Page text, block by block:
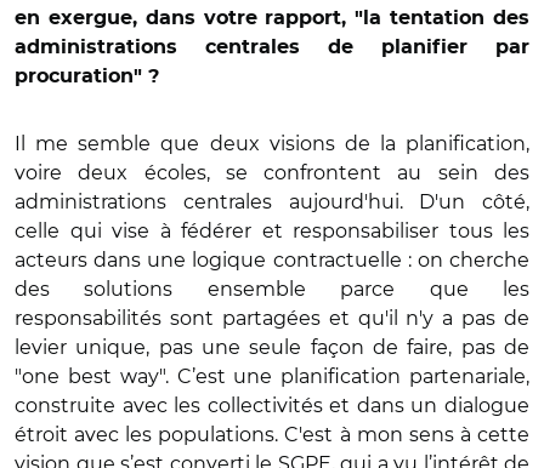
en exergue, dans votre rapport, "la tentation des
administrations centrales de planifier par
procuration" ?
Il me semble que deux visions de la planification,
voire deux écoles, se confrontent au sein des
administrations centrales aujourd'hui. D'un côté,
celle qui vise à fédérer et responsabiliser tous les
acteurs dans une logique contractuelle : on cherche
des solutions ensemble parce que les
responsabilités sont partagées et qu'il n'y a pas de
levier unique, pas une seule façon de faire, pas de
"one best way". C’est une planification partenariale,
construite avec les collectivités et dans un dialogue
étroit avec les populations. C'est à mon sens à cette
vision que s’est converti le SGPE, qui a vu l’intérêt de